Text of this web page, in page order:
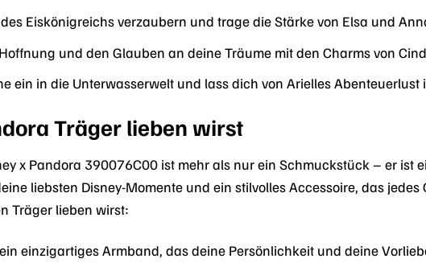
Eiskönigreichs verzaubern und trage die Stärke von Elsa und
und den Glauben an deine Träume mit den Charms von
ein in die Unterwasserwelt und lass dich von Arielles Abenteuerlust
Träger lieben wirst
x Pandora 390076C00 ist mehr als nur ein Schmuckstück – er ist
liebsten Disney-Momente und ein stilvolles Accessoire, das
Träger lieben wirst:
einzigartiges Armband, das deine Persönlichkeit und deine